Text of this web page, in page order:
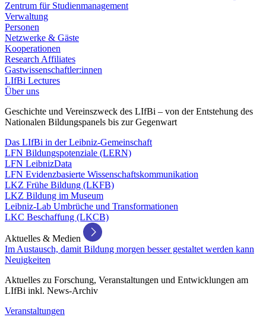
Zentrum für Studienmanagement
Verwaltung
Personen
Netzwerke & Gäste
Kooperationen
Research Affiliates
Gastwissenschaftler:innen
LIfBi Lectures
Über uns
Geschichte und Vereinszweck des LIfBi – von der Entstehung des
Nationalen Bildungspanels bis zur Gegenwart
Das LIfBi in der Leibniz-Gemeinschaft
LFN Bildungspotenziale (LERN)
LFN LeibnizData
LFN Evidenzbasierte Wissenschaftskommunikation
LKZ Frühe Bildung (LKFB)
LKZ Bildung im Museum
Leibniz-Lab Umbrüche und Transformationen
LKC Beschaffung (LKCB)
Aktuelles & Medien
Im Austausch, damit Bildung morgen besser gestaltet werden kann
Neuigkeiten
Aktuelles zu Forschung, Veranstaltungen und Entwicklungen am
LIfBi inkl. News-Archiv
Veranstaltungen